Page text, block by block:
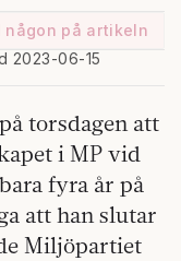
någon på artikeln
2023-06-15
torsdagen att
i MP vid
fyra år på
att han slutar
Miljöpartiet